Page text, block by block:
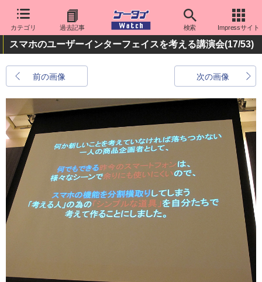
カテゴリ 過去記事 検索 Impressサイト
スマホのユーザーインターフェイスを考える講演会(17/53)
前の画像 次の画像